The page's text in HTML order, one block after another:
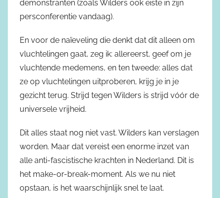
demonstranten (zoals Wilders ook eiste in zijn
persconferentie vandaag).
En voor de naïeveling die denkt dat dit alleen om
vluchtelingen gaat, zeg ik: allereerst, geef om je
vluchtende medemens, en ten tweede: alles dat
ze op vluchtelingen uitproberen, krijg je in je
gezicht terug. Strijd tegen Wilders is strijd vóór de
universele vrijheid.
Dit alles staat nog niet vast. Wilders kan verslagen
worden. Maar dat vereist een enorme inzet van
alle anti-fascistische krachten in Nederland. Dit is
het make-or-break-moment. Als we nu niet
opstaan, is het waarschijnlijk snel te laat.